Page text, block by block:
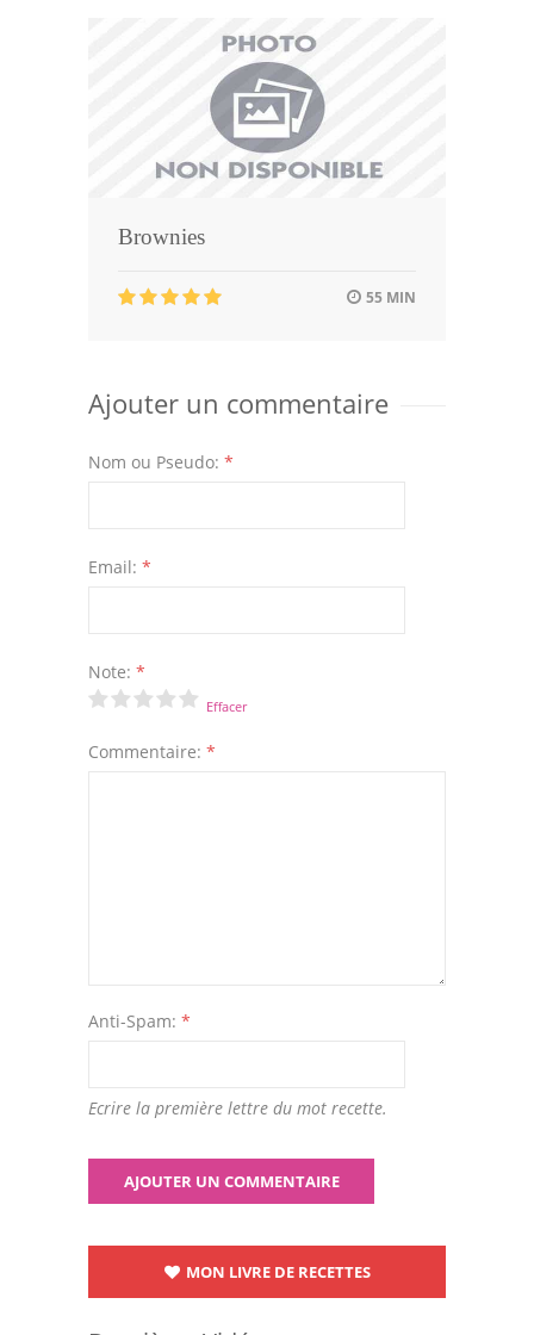
Brownies
55 MIN
Ajouter un commentaire
Nom ou Pseudo: *
Email: *
Note: *
Effacer
Commentaire: *
Anti-Spam: *
Ecrire la première lettre du mot recette.
MON LIVRE DE RECETTES